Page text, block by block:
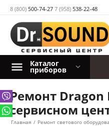
8 (800) 500-74-27 7 (958) 538-22-48
Каталог
приборов
Ремонт Dragon
сервисном
Главная / Ремонт светового